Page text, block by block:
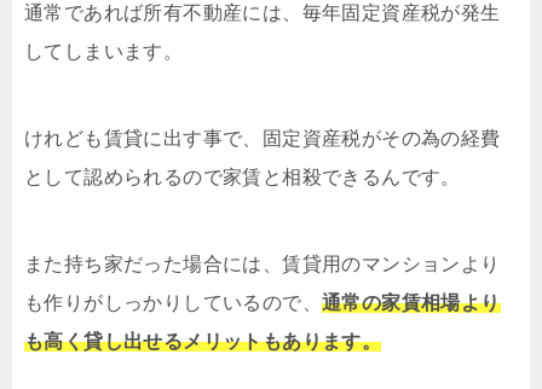
通常であれば所有不動産には、毎年固定資産税が発生
してしまいます。
けれども賃貸に出す事で、固定資産税がその為の経費
として認められるので家賃と相殺できるんです。
また持ち家だった場合には、賃貸用のマンションより
も作りがしっかりしているので、 通常の家賃相場より
も高く貸し出せるメリットもあります。